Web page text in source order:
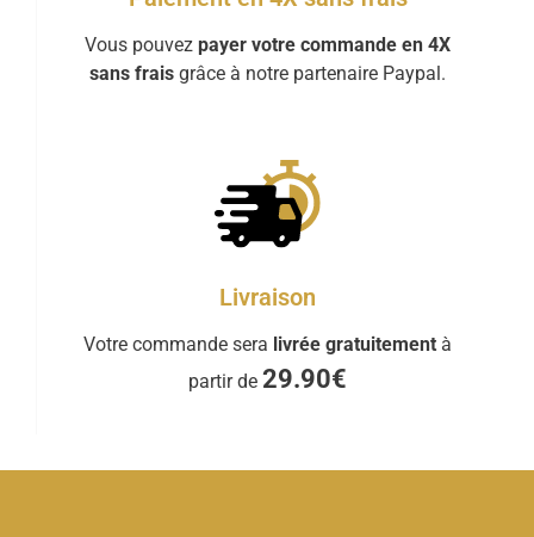
Vous pouvez payer votre commande en 4X
sans frais grâce à notre partenaire Paypal.
Livraison
Votre commande sera livrée gratuitement à
partir de 29.90€